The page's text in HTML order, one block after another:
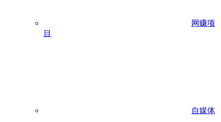
网赚项
目
自媒体